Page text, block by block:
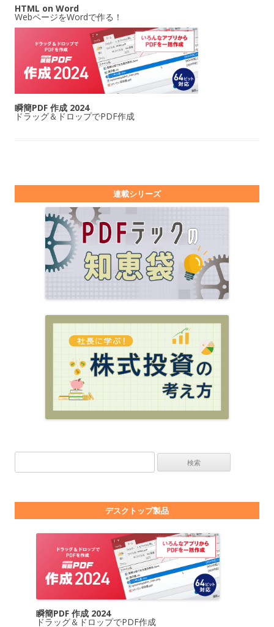
HTML on Word
WebページをWordで作る！
瞬簡PDF 作成 2024
ドラッグ＆ドロップでPDF作成
連載シリーズ
デスクトップ製品
瞬簡PDF 作成 2024
ドラッグ＆ドロップでPDF作成